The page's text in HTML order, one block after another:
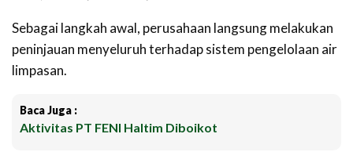
‎Sebagai langkah awal, perusahaan langsung melakukan
peninjauan menyeluruh terhadap sistem pengelolaan air
limpasan.
Baca Juga :
Aktivitas PT FENI Haltim Diboikot